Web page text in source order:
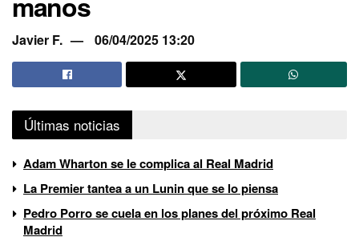
Javier F. 06/04/2025 13:20
Últimas noticias
Adam Wharton se le complica al Real Madrid
La Premier tantea a un Lunin que se lo piensa
Pedro Porro se cuela en los planes del próximo Real
Madrid